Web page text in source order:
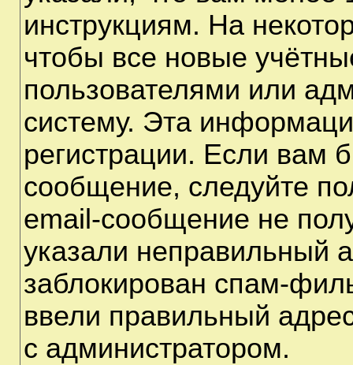
инструкциям. На
чтобы все новые
пользователями или
систему. Эта
регистрации. Если вам
сообщение, следуйте
email-сообщение не
указали неправильный
заблокирован спам-
ввели правильный
с администратором.